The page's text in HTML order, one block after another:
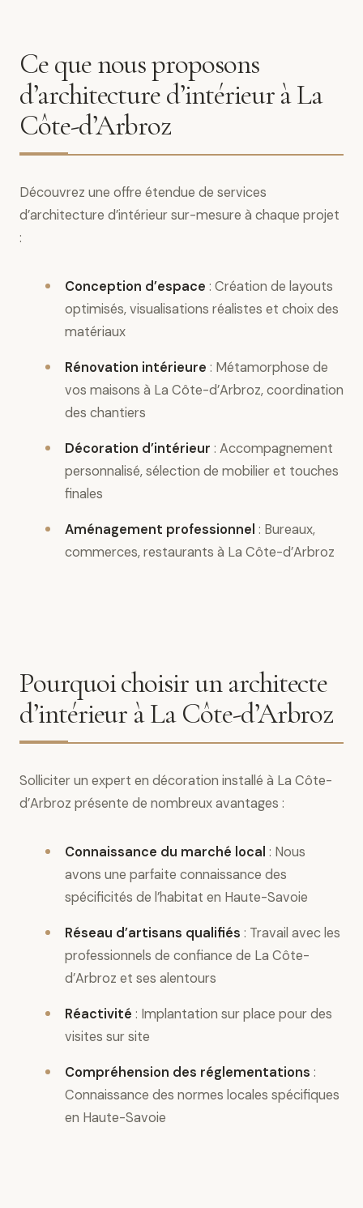
Ce que nous proposons
d’architecture d’intérieur à La
Côte-d’Arbroz
Découvrez une offre étendue de services
d’architecture d’intérieur sur-mesure à chaque projet
:
Conception d’espace : Création de layouts
optimisés, visualisations réalistes et choix des
matériaux
Rénovation intérieure : Métamorphose de
vos maisons à La Côte-d’Arbroz, coordination
des chantiers
Décoration d’intérieur : Accompagnement
personnalisé, sélection de mobilier et touches
finales
Aménagement professionnel : Bureaux,
commerces, restaurants à La Côte-d’Arbroz
Pourquoi choisir un architecte
d’intérieur à La Côte-d’Arbroz
Solliciter un expert en décoration installé à La Côte-
d’Arbroz présente de nombreux avantages :
Connaissance du marché local : Nous
avons une parfaite connaissance des
spécificités de l’habitat en Haute-Savoie
Réseau d’artisans qualifiés : Travail avec les
professionnels de confiance de La Côte-
d’Arbroz et ses alentours
Réactivité : Implantation sur place pour des
visites sur site
Compréhension des réglementations :
Connaissance des normes locales spécifiques
en Haute-Savoie